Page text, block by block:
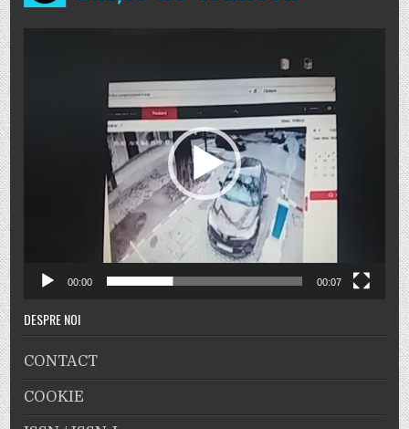
00:00 00:07
DESPRE NOI
CONTACT
COOKIE